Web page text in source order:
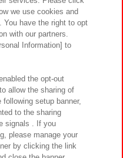
ィ サイトポリシー
セシビリティ方針と検証結果
くあるご質問・お問い合わせ
we use cookies and
You have the right to opt
with our partners.
Information] to
the opt-out
allow the sharing of
setup banner,
to the sharing
signals . If you
please manage your
by clicking the link